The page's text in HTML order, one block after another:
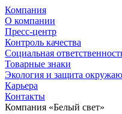
Компания
О компании
Пресс-центр
Контроль качества
Социальная
Товарные знаки
Экология и защита
Карьера
Контакты
Компания «Белый свет»